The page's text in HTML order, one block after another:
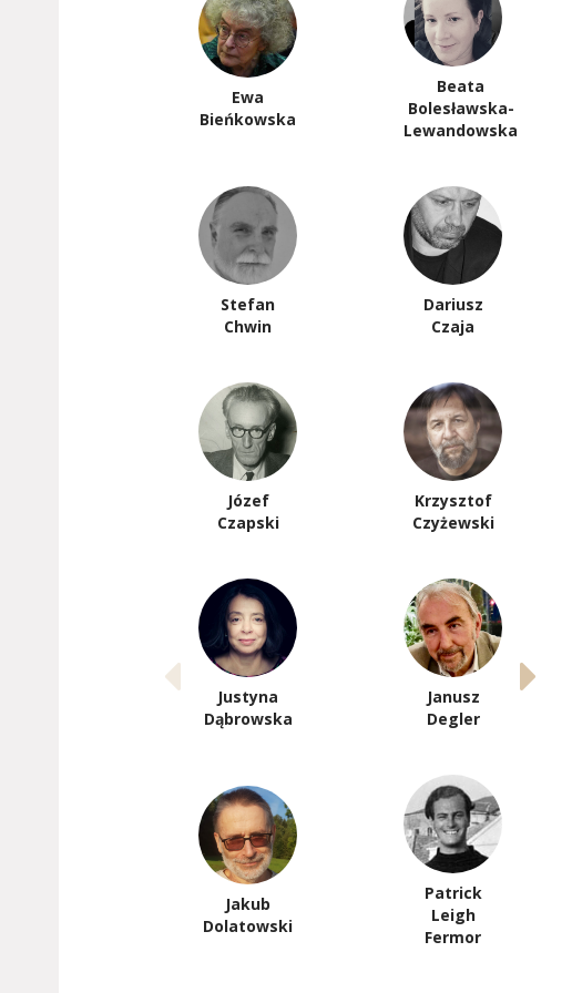
Ewa
Bieńkowska
Beata
Bolesławska-
Lewandowska
Stefan
Chwin
Dariusz
Czaja
Józef
Czapski
Krzysztof
Czyżewski
Justyna
Dąbrowska
Janusz
Degler
Jakub
Dolatowski
Patrick
Leigh
Fermor